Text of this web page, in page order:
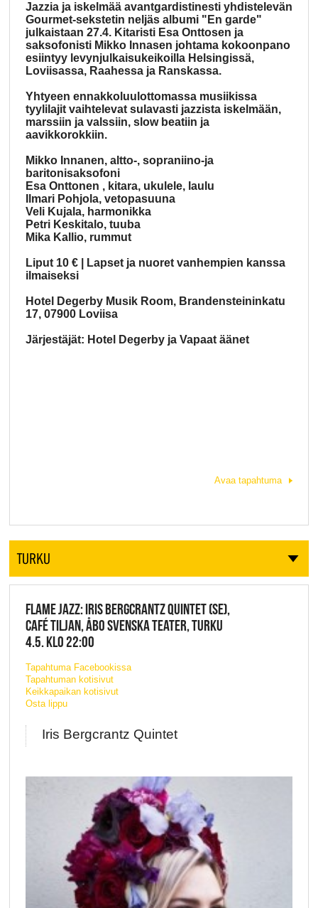
Jazzia ja iskelmää avantgardistinesti yhdistelevän
Gourmet-sekstetin neljäs albumi "En garde"
julkaistaan 27.4. Kitaristi Esa Onttosen ja
saksofonisti Mikko Innasen johtama kokoonpano
esiintyy levynjulkaisukeikoilla Helsingissä,
Loviisassa, Raahessa ja Ranskassa.
Yhtyeen ennakkoluulottomassa musiikissa
tyylilajit vaihtelevat sulavasti jazzista iskelmään,
marssiin ja valssiin, slow beatiin ja
aavikkorokkiin.
Mikko Innanen, altto-, sopraniino-ja
baritonisaksofoni
Esa Onttonen , kitara, ukulele, laulu
Ilmari Pohjola, vetopasuuna
Veli Kujala, harmonikka
Petri Keskitalo, tuuba
Mika Kallio, rummut
Liput 10 € | Lapset ja nuoret vanhempien kanssa
ilmaiseksi
Hotel Degerby Musik Room, Brandensteininkatu
17, 07900 Loviisa
Järjestäjät: Hotel Degerby ja Vapaat äänet
Avaa tapahtuma
TURKU
FLAME JAZZ: IRIS BERGCRANTZ QUINTET (SE),
CAFÉ TILJAN, ÅBO SVENSKA TEATER, TURKU
4.5. KLO 22:00
Tapahtuma Facebookissa
Tapahtuman kotisivut
Keikkapaikan kotisivut
Osta lippu
Iris Bergcrantz Quintet